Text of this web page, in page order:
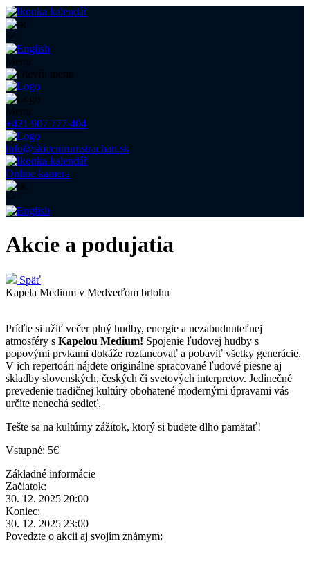
Menu
Menu
+421 907 777 404
info@skicentrumstrachan.sk
Online kamera
Akcie a podujatia
Späť
Kapela Medium v Medveďom brlohu
Príďte si užiť večer plný hudby, energie a nezabudnuteľnej
atmosféry s Kapelou Medium! Spojenie ľudovej hudby s
popovými prvkami dokáže roztancovať a pobaviť všetky generácie.
V ich repertoári nájdete originálne spracované ľudové piesne aj
skladby slovenských, českých či svetových interpretov. Jedinečné
prevedenie tradičnej kultúry obohatené modernými úpravami vás
určite nenechá sedieť.
Tešte sa na kultúrny zážitok, ktorý si budete dlho pamätať!
Vstupné: 5€
Základné informácie
Začiatok:
30. 12. 2025 20:00
Koniec:
30. 12. 2025 23:00
Povedzte o akcii aj svojím známym: